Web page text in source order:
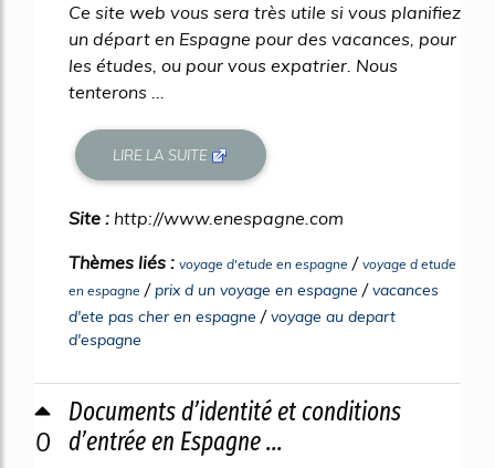
Ce site web vous sera très utile si vous planifiez
un départ en Espagne pour des vacances, pour
les études, ou pour vous expatrier. Nous
tenterons ...
LIRE LA SUITE
Site : http://www.enespagne.com
Thèmes liés : voyage d'etude en espagne / voyage d etude
en espagne /prix d un voyage en espagne /vacances
d'ete pas cher en espagne /voyage au depart
d'espagne
0
Documents d’identité et conditions
d’entrée en Espagne ...